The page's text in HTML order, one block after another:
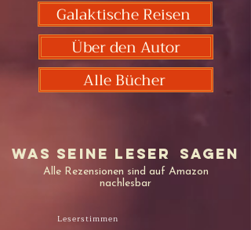
Galaktische Reisen
Über den Autor
Alle Bücher
Was seine Leser sagen
Alle Rezensionen sind auf Amazon
nachlesbar
Leserstimmen